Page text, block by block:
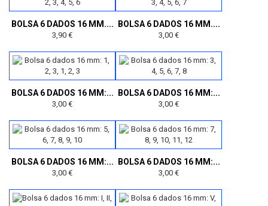
BOLSA 6 DADOS 16 MM....
3,90 €
BOLSA 6 DADOS 16 MM....
3,00 €
BOLSA 6 DADOS 16 MM:...
3,00 €
BOLSA 6 DADOS 16 MM:...
3,00 €
BOLSA 6 DADOS 16 MM:...
3,00 €
BOLSA 6 DADOS 16 MM:...
3,00 €